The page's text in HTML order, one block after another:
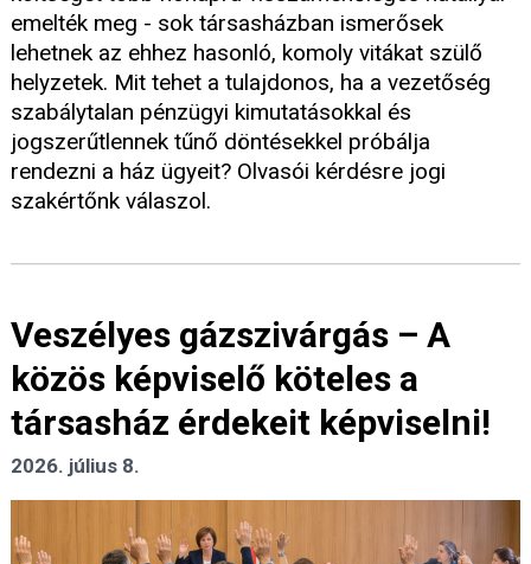
emelték meg - sok társasházban ismerősek
lehetnek az ehhez hasonló, komoly vitákat szülő
helyzetek. Mit tehet a tulajdonos, ha a vezetőség
szabálytalan pénzügyi kimutatásokkal és
jogszerűtlennek tűnő döntésekkel próbálja
rendezni a ház ügyeit? Olvasói kérdésre jogi
szakértőnk válaszol.
Veszélyes gázszivárgás – A
közös képviselő köteles a
társasház érdekeit képviselni!
2026. július 8.